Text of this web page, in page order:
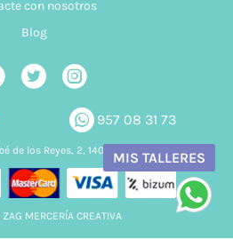
con nosotros
Blog
957 08 31 73
de los Reyes, 2, 14006 Córdoba
MERCERÍA CREATIVA
MIS TALLERES